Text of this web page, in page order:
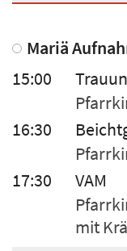
Mariä
15:00
16:30
17:30
VAM
mit